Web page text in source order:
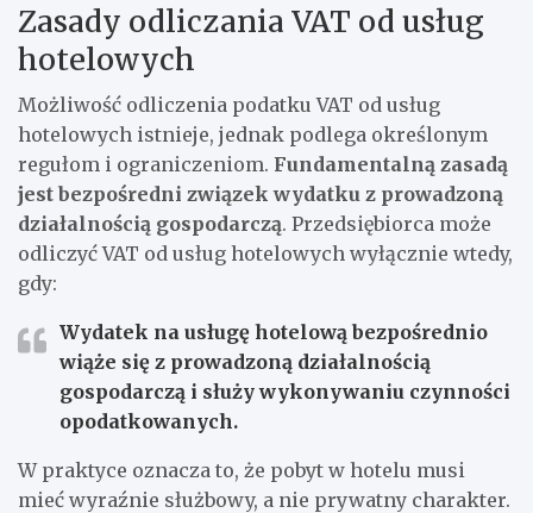
Zasady odliczania VAT od usług
hotelowych
Możliwość odliczenia podatku VAT od usług
hotelowych istnieje, jednak podlega określonym
regułom i ograniczeniom. Fundamentalną zasadą
jest bezpośredni związek wydatku z prowadzoną
działalnością gospodarczą. Przedsiębiorca może
odliczyć VAT od usług hotelowych wyłącznie wtedy,
gdy:
Wydatek na usługę hotelową bezpośrednio
wiąże się z prowadzoną działalnością
gospodarczą i służy wykonywaniu czynności
opodatkowanych.
W praktyce oznacza to, że pobyt w hotelu musi
mieć wyraźnie służbowy, a nie prywatny charakter.